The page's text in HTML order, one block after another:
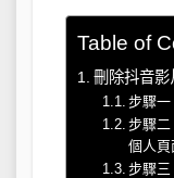
Table of
刪除抖音影
步驟一
步驟
個人頁
步驟三